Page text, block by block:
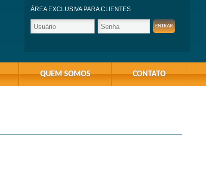
ÁREA EXCLUSIVA PARA CLIENTES
QUEM SOMOS CONTATO